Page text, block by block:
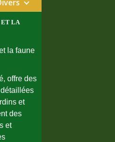
ET LA
offre des
et
des
et